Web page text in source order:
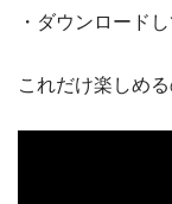
・ダウンロード
これだけ楽しめ